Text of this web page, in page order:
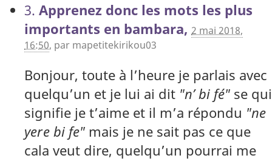
3. Apprenez donc les mots les plus
importants en bambara, 2 mai 2018,
16:50, par mapetitekirikou03
Bonjour, toute à l’heure je parlais avec
quelqu’un et je lui ai dit "n’ bi fé" se qui
signifie je t’aime et il m’a répondu "ne
yere bi fe" mais je ne sait pas ce que
cala veut dire, quelqu’un pourrai me